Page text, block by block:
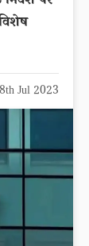
8th Jul 2023